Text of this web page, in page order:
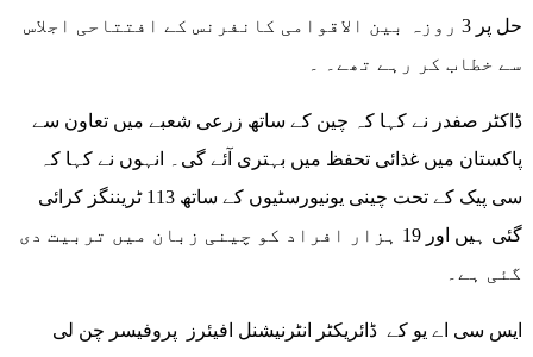
حل پر 3 روزہ بین الاقوامی کانفرنس کے افتتاحی اجلاس
سے خطاب کر رہے تھے۔ ۔
ڈاکٹر صفدر نے کہا کہ چین کے ساتھ زرعی شعبے میں تعاون سے
پاکستان میں غذائی تحفظ میں بہتری آئے گی۔ انہوں نے کہا کہ
سی پیک کے تحت چینی یونیورسٹیوں کے ساتھ 113 ٹریننگز کرائی
گئی ہیں اور 19 ہزار افراد کو چینی زبان میں تربیت دی
گئی ہے۔